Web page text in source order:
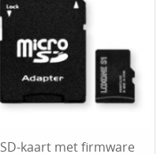
SD-kaart met firmware